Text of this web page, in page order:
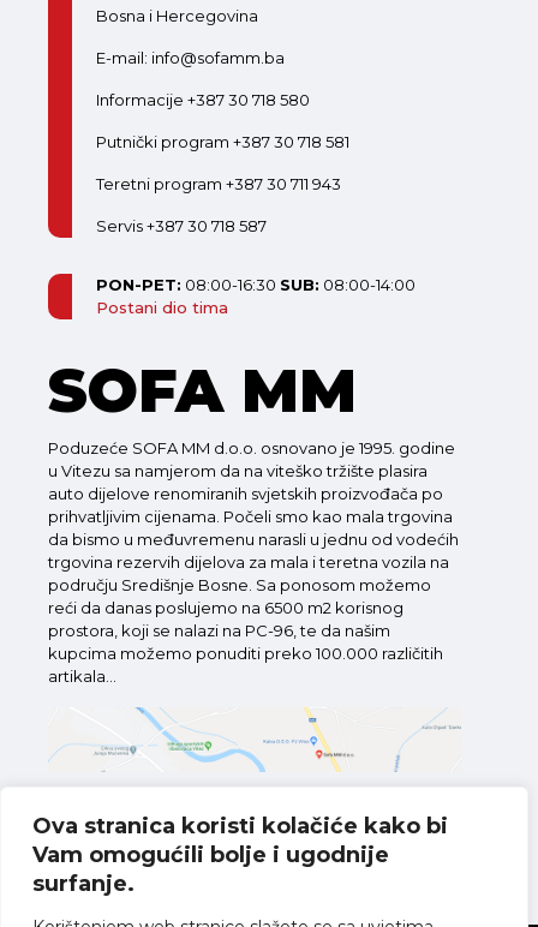
Ova stranica koristi kolačiće kako bi
Vam omogućili bolje i ugodnije
surfanje.
Bosna i Hercegovina
E-mail: info@sofamm.ba
Informacije +387 30 718 580
Putnički program +387 30 718 581
Teretni program +387 30 711 943
Servis +387 30 718 587
PON-PET: 08:00-16:30 SUB: 08:00-14:00
Postani dio tima
SOFA MM
Poduzeće SOFA MM d.o.o. osnovano je 1995. godine
u Vitezu sa namjerom da na viteško tržište plasira
auto dijelove renomiranih svjetskih proizvođača po
prihvatljivim cijenama. Počeli smo kao mala trgovina
da bismo u međuvremenu narasli u jednu od vodećih
trgovina rezervih dijelova za mala i teretna vozila na
području Središnje Bosne. Sa ponosom možemo
reći da danas poslujemo na 6500 m2 korisnog
prostora, koji se nalazi na PC-96, te da našim
kupcima možemo ponuditi preko 100.000 različitih
artikala...
Pronađite nas na karti